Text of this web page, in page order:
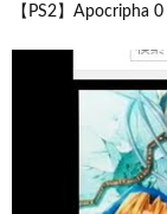
【PS2】Apocripha 0